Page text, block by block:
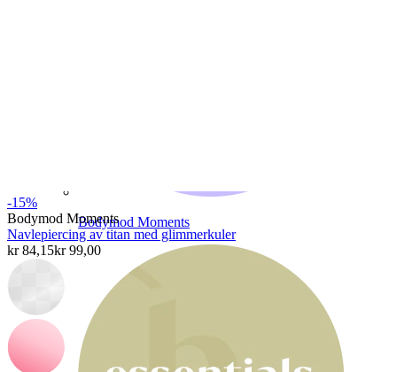
Bodymod Moments
-15%
Bodymod Moments
Navlepiercing av titan med glimmerkuler
kr 84,15kr 99,00